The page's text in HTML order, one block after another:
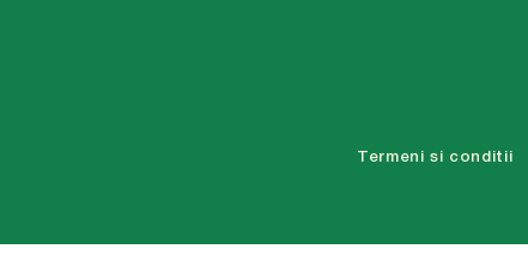
Termeni si conditii